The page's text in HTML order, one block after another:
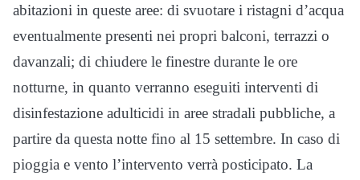
abitazioni in queste aree: di svuotare i ristagni d’acqua
eventualmente presenti nei propri balconi, terrazzi o
davanzali; di chiudere le finestre durante le ore
notturne, in quanto verranno eseguiti interventi di
disinfestazione adulticidi in aree stradali pubbliche, a
partire da questa notte fino al 15 settembre. In caso di
pioggia e vento l’intervento verrà posticipato. La